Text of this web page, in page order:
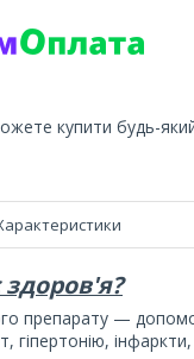
купити будь-
препарату —
гіпертонію,